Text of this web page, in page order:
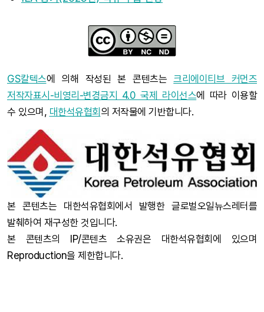
GS칼텍스에 의해 작성된 본 콘텐츠는크리에이티브 커먼즈
저작자표시-비영리-변경금지 4.0 국제 라이선스에 따라 이용할
수 있으며, 대한석유협회 의 저작물에 기반합니다.
본 콘텐츠는 대한석유협회에서 발행한 글로벌오일뉴스레터를
발췌하여 재구성한 것입니다.
본 콘텐츠의 IP/콘텐츠 소유권은 대한석유협회에 있으며
Reproduction을 제한합니다.